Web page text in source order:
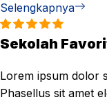
Selengkapnya
Sekolah
Lorem ipsum dolor
Phasellus sit amet